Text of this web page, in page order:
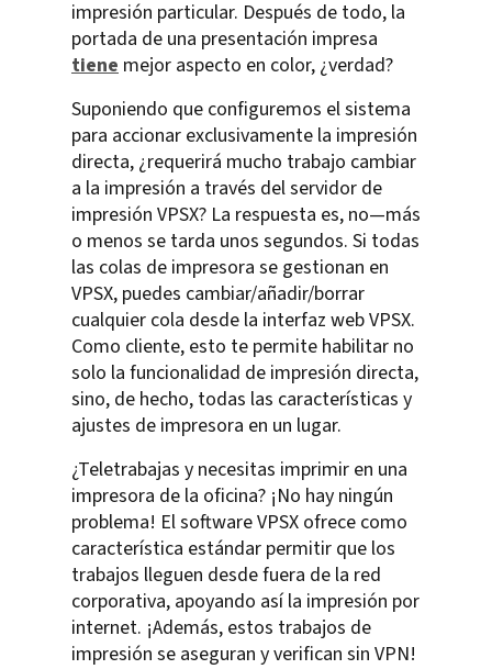
impresión particular. Después de todo, la
portada de una presentación impresa
tiene mejor aspecto en color, ¿verdad?
Suponiendo que configuremos el sistema
para accionar exclusivamente la impresión
directa, ¿requerirá mucho trabajo cambiar
a la impresión a través del servidor de
impresión VPSX? La respuesta es, no—más
o menos se tarda unos segundos. Si todas
las colas de impresora se gestionan en
VPSX, puedes cambiar/añadir/borrar
cualquier cola desde la interfaz web VPSX.
Como cliente, esto te permite habilitar no
solo la funcionalidad de impresión directa,
sino, de hecho, todas las características y
ajustes de impresora en un lugar.
¿Teletrabajas y necesitas imprimir en una
impresora de la oficina? ¡No hay ningún
problema! El software VPSX ofrece como
característica estándar permitir que los
trabajos lleguen desde fuera de la red
corporativa, apoyando así la impresión por
internet. ¡Además, estos trabajos de
impresión se aseguran y verifican sin VPN!